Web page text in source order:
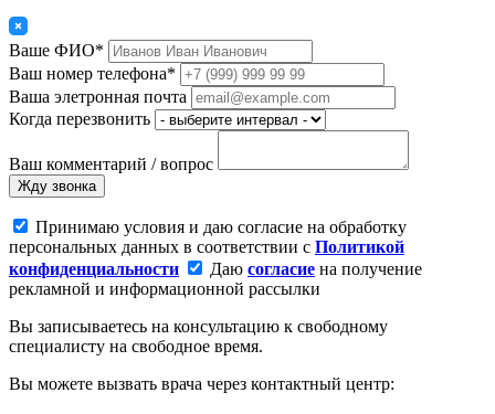
Ваше ФИО*
Ваш номер телефона*
Ваша элетронная почта
Когда перезвонить
Ваш комментарий / вопрос
Жду звонка
Принимаю условия и даю согласие на обработку
персональных данных в соответствии с Политикой
конфиденциальности
Даю согласие на получение
рекламной и информационной рассылки
Вы записываетесь на консультацию к свободному
специалисту на свободное время.
Вы можете вызвать врача через контактный центр: